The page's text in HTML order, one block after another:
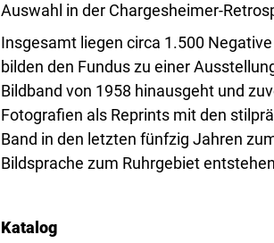
Auswahl in der Chargesheimer-
Insgesamt liegen circa 1.500
bilden den Fundus zu einer
Bildband von 1958 hinausgeht und
Fotografien als Reprints mit den
Band in den letzten fünfzig Jahren
Bildsprache zum Ruhrgebiet
Katalog